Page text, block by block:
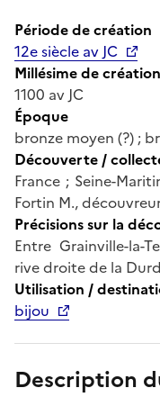
Période de création
12e siècle av JC
Millésime de création
1100 av JC
Époque
bronze moyen (?) ;
Découverte /
France ; Seine-
Fortin M.,
Précisions sur la
Entre Grainville-la-
rive droite de la
Utilisation /
bijou
Description